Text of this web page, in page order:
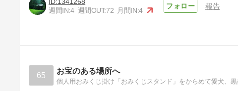
週間IN:4 週間OUT:72 月間IN:4
報告
65 お宝のある場所へ
個人用おみくじ掛け「おみくじスタンド」をからめて愛犬、